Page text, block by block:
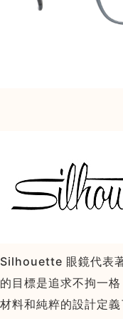
Silhouette 眼鏡代表
的目標是追求不拘一
材料和純粹的設計定義